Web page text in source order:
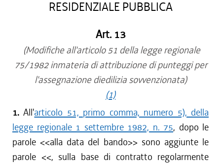
RESIDENZIALE PUBBLICA
Art. 13
(Modifiche all'articolo 51 della legge regionale
75/1982 inmateria di attribuzione di punteggi per
l'assegnazione diedilizia sovvenzionata)
(1)
1.All'articolo 51, primo comma, numero 5), della
legge regionale 1 settembre 1982, n. 75, dopo le
parole <<alla data del bando>> sono aggiunte le
parole <<, sulla base di contratto regolarmente